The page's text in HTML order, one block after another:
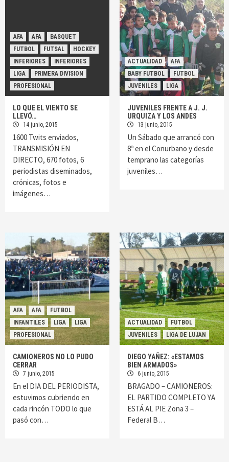
AFA AFA
BASQUET
FUTBOL
FUTSAL
HOCKEY
INFERIORES
INFERIORES
LIGA
PRIMERA DIVISION
PROFESIONAL
LO QUE EL VIENTO SE
LLEVÓ…
14 junio, 2015
1600 Twits enviados,
TRANSMISIÓN EN
DIRECTO, 670 fotos, 6
periodistas diseminados,
crónicas, fotos e
imágenes…
ACTUALIDAD
AFA
BABY FUTBOL
FUTBOL
JUVENILES
LIGA
JUVENILES FRENTE A J. J.
URQUIZA Y LOS ANDES
13 junio, 2015
Un Sábado que arrancó con
8º en el Conurbano y desde
temprano las categorías
juveniles…
AFA AFA
FUTBOL
INFANTILES
LIGA
LIGA
PROFESIONAL
CAMIONEROS NO LO PUDO
CERRAR
7 junio, 2015
En el DIA DEL PERIODISTA,
estuvimos cubriendo en
cada rincón TODO lo que
pasó con…
ACTUALIDAD
FUTBOL
JUVENILES
LIGA DE LUJAN
DIEGO YAÑEZ: «ESTAMOS
BIEN ARMADOS»
6 junio, 2015
BRAGADO – CAMIONEROS:
EL PARTIDO COMPLETO YA
ESTÁ AL PIE Zona 3 –
Federal B…